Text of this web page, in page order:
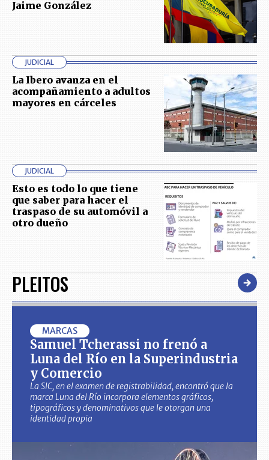
Jaime González
JUDICIAL
La Ibero avanza en el
acompañamiento a adultos
mayores en cárceles
JUDICIAL
Esto es todo lo que tiene
que saber para hacer el
traspaso de su automóvil a
otro dueño
PLEITOS
MARCAS
Samuel Tcherassi no frenó a
Luna del Río en la Superindustria
y Comercio
La SIC, en el examen de registrabilidad, encontró que la
marca Luna del Río incorpora elementos gráficos,
tipográficos y denominativos que le otorgan una
identidad propia